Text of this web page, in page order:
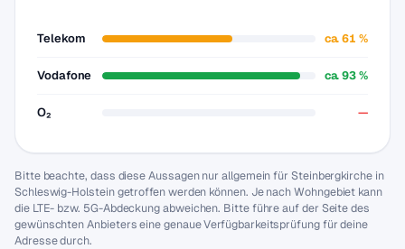
Telekom ca. 61 %
Vodafone ca. 93 %
O₂ —
Bitte beachte, dass diese Aussagen nur allgemein für Steinbergkirche in
Schleswig-Holstein getroffen werden können. Je nach Wohngebiet kann
die LTE- bzw. 5G-Abdeckung abweichen. Bitte führe auf der Seite des
gewünschten Anbieters eine genaue Verfügbarkeitsprüfung für deine
Adresse durch.